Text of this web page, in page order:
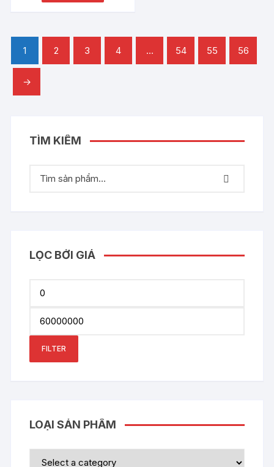
1 2 3 4 … 54 55 56
→
TÌM KIẾM
LỌC BỞI GIÁ
FILTER
LOẠI SẢN PHẨM